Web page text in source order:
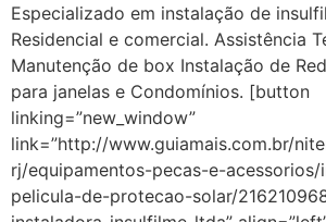
Especializado em instalação de
Residencial e comercial. Assistência
Manutenção de box Instalação de
para janelas e Condomínios. [button
linking=”new_window”
link=”http://www.guiamais.com.br/
rj/equipamentos-pecas-e-
pelicula-de-protecao-solar/